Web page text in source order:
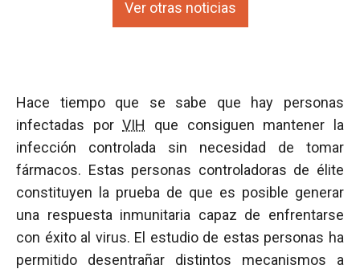
Ver otras noticias
Hace tiempo que se sabe que hay personas
infectadas porVIH
que consiguen mantener la
infección controlada sin necesidad de tomar
fármacos. Estas personas controladoras de élite
constituyen la prueba de que es posible generar
una respuesta inmunitaria capaz de enfrentarse
con éxito al virus. El estudio de estas personas ha
permitido desentrañar distintos mecanismos a